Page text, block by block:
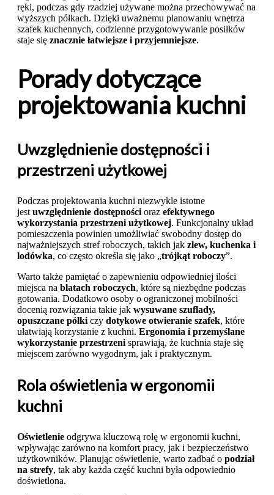
ręki, podczas gdy rzadziej używane można przechowywać na
wyższych półkach. Dzięki uważnemu planowaniu wnętrza
szafek kuchennych, codzienne przygotowywanie posiłków
staje się znacznie łatwiejsze i przyjemniejsze.
Porady dotyczące
projektowania kuchni
Uwzględnienie dostępności i
przestrzeni użytkowej
Podczas projektowania kuchni niezwykle istotne
jest uwzględnienie dostępności oraz efektywnego
wykorzystania przestrzeni użytkowej. Funkcjonalny układ
pomieszczenia powinien umożliwiać swobodny dostęp do
najważniejszych stref roboczych, takich jak zlew, kuchenka i
lodówka, co często określa się jako „trójkąt roboczy”.
Warto także pamiętać o zapewnieniu odpowiedniej ilości
miejsca na blatach roboczych, które są niezbędne podczas
gotowania. Dodatkowo osoby o ograniczonej mobilności
docenią rozwiązania takie jak wysuwane szuflady,
opuszczane półki czy dotykowe otwieranie szafek, które
ułatwiają korzystanie z kuchni. Ergonomia i przemyślane
wykorzystanie przestrzeni sprawiają, że kuchnia staje się
miejscem zarówno wygodnym, jak i praktycznym.
Rola oświetlenia w ergonomii
kuchni
Oświetlenie odgrywa kluczową rolę w ergonomii kuchni,
wpływając zarówno na komfort pracy, jak i bezpieczeństwo
użytkowników. Planując oświetlenie, warto zadbać o podział
na strefy, tak aby każda część kuchni była odpowiednio
doświetlona.